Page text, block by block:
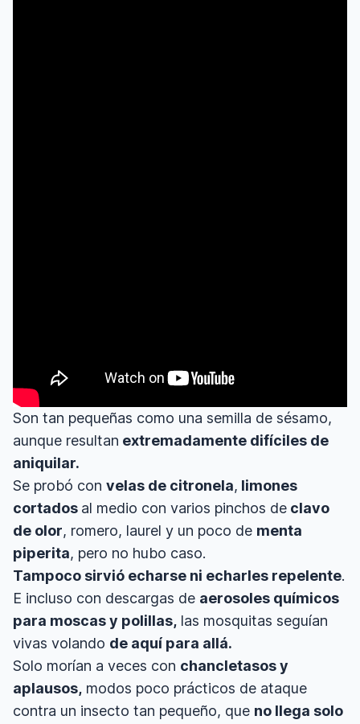
Son tan pequeñas como una semilla de sésamo,
aunque resultan extremadamente difíciles de
aniquilar.
Se probó con velas de citronela, limones
cortados al medio con varios pinchos de clavo
de olor, romero, laurel y un poco de menta
piperita, pero no hubo caso.
Tampoco sirvió echarse ni echarles repelente.
E incluso con descargas de aerosoles químicos
para moscas y polillas, las mosquitas seguían
vivas volando de aquí para allá.
Solo morían a veces con chancletasos y
aplausos, modos poco prácticos de ataque
contra un insecto tan pequeño, que no llega solo